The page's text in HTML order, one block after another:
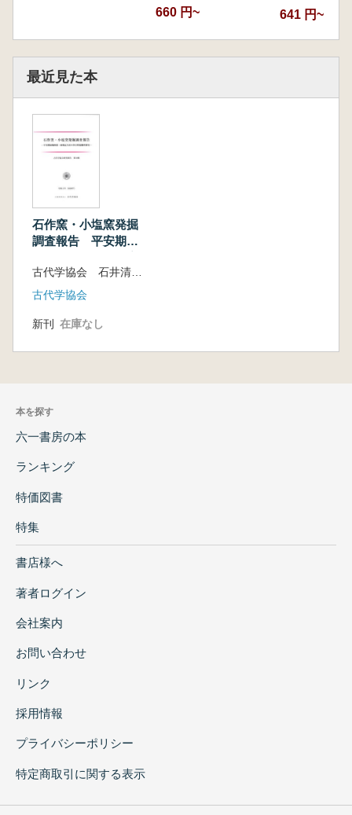
660 円~ 641 円~
最近見た本
石作窯・小塩窯発掘
調査報告 平安期緑
の多分野協働型研究
古代学協会
新刊 在庫なし
本を探す
六一書房の本
ランキング
特価図書
特集
書店様へ
著者ログイン
会社案内
お問い合わせ
リンク
採用情報
プライバシーポリシー
特定商取引に関する表示